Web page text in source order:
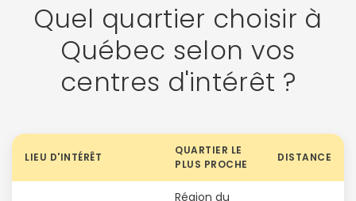
Quel quartier choisir à
Québec selon vos
centres d'intérêt ?
LIEU D'INTÉRÊT
QUARTIER LE
PLUS PROCHE
DISTANCE
Région du
Continuer avec Apple